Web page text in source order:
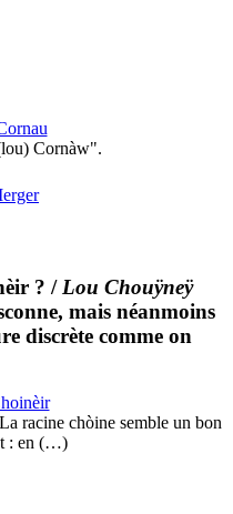
Cornàw".
? / Lou Chouÿneÿ
mais néanmoins
discrète comme on
racine chòine semble un bon
: en (…)